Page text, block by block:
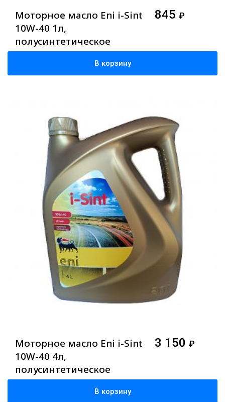
Моторное масло Eni i-Sint
10W-40 1л,
полусинтетическое
845 ₽
В корзину
Моторное масло Eni i-Sint
10W-40 4л,
полусинтетическое
3 150 ₽
В корзину